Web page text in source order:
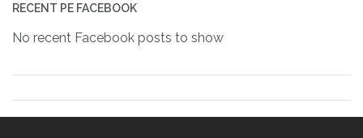
RECENT PE FACEBOOK
No recent Facebook posts to show